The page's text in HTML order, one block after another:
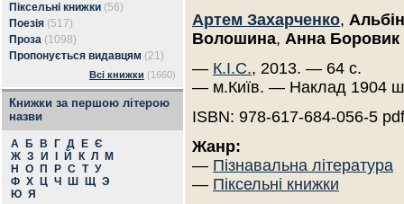
Піксельні книжки (56)
Поезія (517)
Проза (1098)
Пропонується видавцям (21)
Всі книжки (1660)
Книжки за першою літерою
назви
А Б В Г Д Е Є
Ж З И Й К Л
М
Н
О П Р С Т У
Ф Х Ц Ч Ш Щ Э
Ю Я
Артем Захарченко,
Волошина, Анна Боровик
— К.І.С., 2013. — 64 с.
— м.Київ. — Наклад 1904
ISBN: 978-617-684-056-5 pdf
Жанр:
— Пізнавальна література
— Піксельні книжки